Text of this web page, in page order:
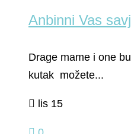
Anbinni Vas
Drage mame i one
kutak možete...
lis 15